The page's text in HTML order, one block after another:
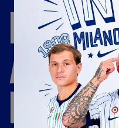
INTER
ASSIST|